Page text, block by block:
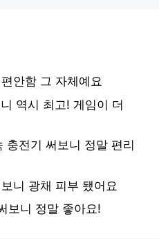
안함 그 자체예요
역시 최고! 게임이 더
전기 써보니 정말 편리
니 광채 피부 됐어요
보니 정말 좋아요!